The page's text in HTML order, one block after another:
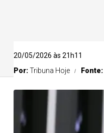
20/05/2026 às 21h11
Por:Tribuna Hoje Fonte: